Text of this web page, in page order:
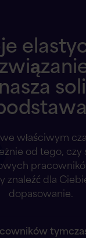
właściwym
od tego, czy
znaleźć dla
dopasowanie.